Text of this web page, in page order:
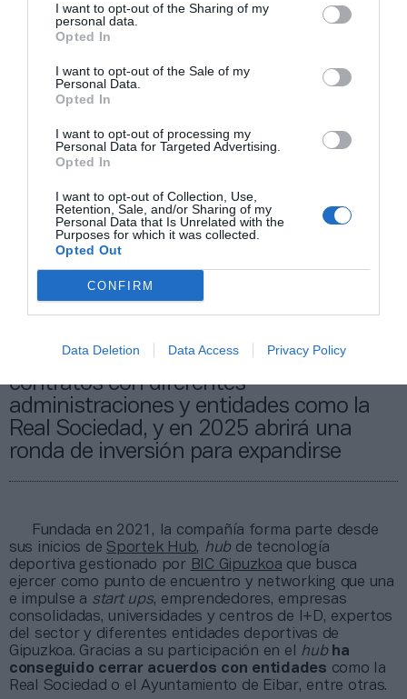
I want to opt-out of the Sharing of my
personal data.
Opted In
I want to opt-out of the Sale of my
Personal Data.
Opted In
I want to opt-out of processing my
Personal Data for Targeted Advertising.
Opted In
I want to opt-out of Collection, Use,
Retention, Sale, and/or Sharing of my
Personal Data that Is Unrelated with the
Purposes for which it was collected.
Opted Out
CONFIRM
Data Deletion Data Access Privacy Policy
agresivas que los jóvenes. Todo ello puede dar pie a
diferentes conclusiones: el uso por edades, géneros o
franjas de uso o si una ruta es más técnica”, desarrolla
El análisis de la información que proporciona la
herramienta puede resultar clave para que las
determinado territorio desde una perspectiva de
uso deportivo . Y, a partir de estos datos, puede
planificar políticas que se adapten mejor a las
participación femenina, crear rutas y entornos más
seguros o potenciar actividades dirigidas a colectivos
específicos. “En definitiva, permite entender mejor los
territorios a partir de la actividad que la gente realiza, y
no la que dice que realiza, una información que permite
análisis más profundos”, añade.
Wellk aglutina una quincena de
contratos con diferentes
administraciones y entidades como la
Real Sociedad, y en 2025 abrirá una
ronda de inversión para expandirse
Fundada en 2021, la compañía forma parte desde
sus inicios de Sportek Hub, hub de tecnología
deportiva gestionado por BIC Gipuzkoa que busca
ejercer como punto de encuentro y networking que una
e impulse a start ups, emprendedores, empresas
consolidadas, universidades y centros de I+D, expertos
del sector y diferentes entidades deportivas de
Gipuzkoa. Gracias a su participación en el
hub ha
conseguido cerrar acuerdos con entidades como la
Real Sociedad o el Ayuntamiento de Eibar, entre otras.